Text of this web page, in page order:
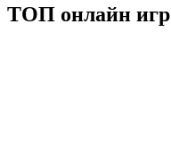
ТОП онлайн игр